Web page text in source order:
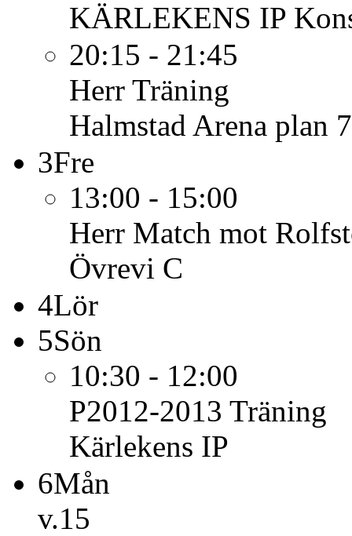
KÄRLEKENS IP
20:15 - 21:45
Herr Träning
Halmstad Arena plan 7
3Fre
13:00 - 15:00
Herr Match mot
Övrevi C
4Lör
5Sön
10:30 - 12:00
P2012-2013 Träning
Kärlekens IP
6Mån
v.15